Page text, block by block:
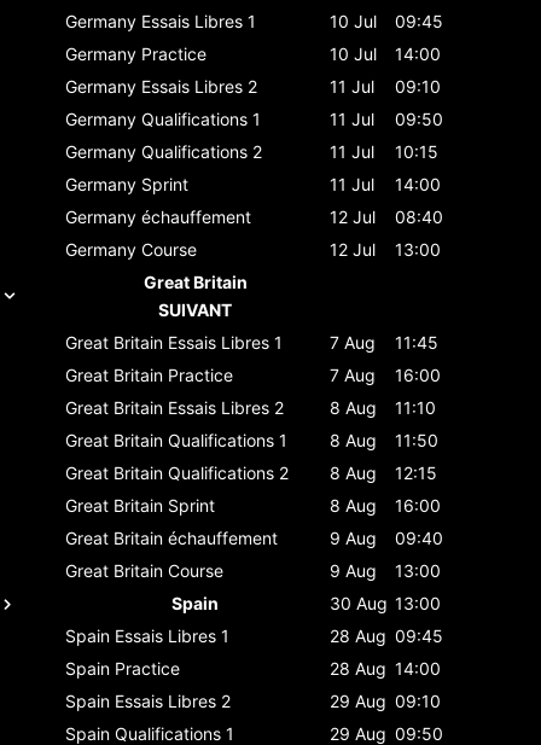
Germany Essais Libres 1 10 Jul
09:45
Germany Practice 10 Jul
14:00
Germany Essais Libres 2 11 Jul
09:10
Germany Qualifications 1 11 Jul
09:50
Germany Qualifications 2 11 Jul
10:15
Germany Sprint 11 Jul
14:00
Germany échauffement 12 Jul
08:40
Germany Course 12 Jul
13:00
Great Britain
SUIVANT
Great Britain Essais Libres 1 7 Aug
11:45
Great Britain Practice 7 Aug
16:00
Great Britain Essais Libres 2 8 Aug
11:10
Great Britain Qualifications 1 8 Aug
11:50
Great Britain Qualifications 2 8 Aug
12:15
Great Britain Sprint 8 Aug
16:00
Great Britain échauffement 9 Aug
09:40
Great Britain Course 9 Aug
13:00
Spain
30 Aug 13:00
Spain Essais Libres 1 28 Aug 09:45
Spain Practice 28 Aug 14:00
Spain Essais Libres 2 29 Aug 09:10
Spain Qualifications 1 29 Aug 09:50